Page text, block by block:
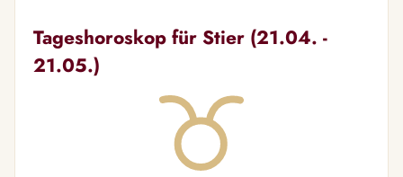
Tageshoroskop für Stier (21.04. -
21.05.)